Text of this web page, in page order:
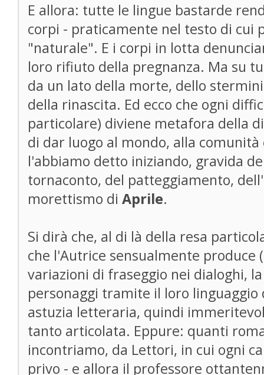
E allora: tutte le lingue bastarde
corpi - praticamente nel testo di cui
"naturale". E i corpi in lotta
loro rifiuto della pregnanza. Ma su
da un lato della morte, dello
della rinascita. Ed ecco che ogni
particolare) diviene metafora della
di dar luogo al mondo, alla comunità
l'abbiamo detto iniziando, gravida
tornaconto, del patteggiamento,
morettismo di Aprile.
Si dirà che, al di là della resa
che l'Autrice sensualmente produce
variazioni di fraseggio nei dialoghi,
personaggi tramite il loro
astuzia letteraria, quindi
tanto articolata. Eppure: quanti
incontriamo, da Lettori, in cui ogni
privo - e allora il professore